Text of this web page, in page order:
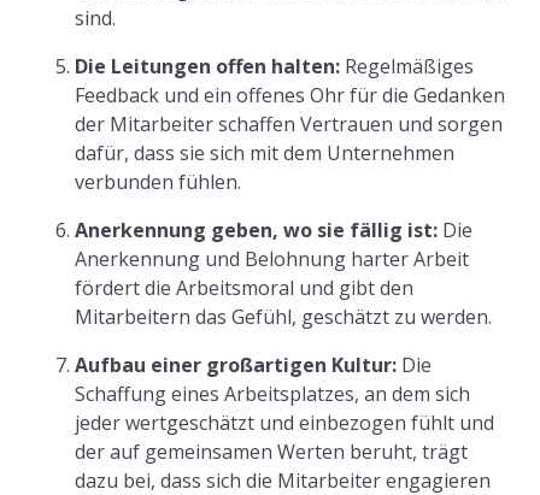
sind.
Die Leitungen offen halten: Regelmäßiges
Feedback und ein offenes Ohr für die Gedanken
der Mitarbeiter schaffen Vertrauen und sorgen
dafür, dass sie sich mit dem Unternehmen
verbunden fühlen.
Anerkennung geben, wo sie fällig ist: Die
Anerkennung und Belohnung harter Arbeit
fördert die Arbeitsmoral und gibt den
Mitarbeitern das Gefühl, geschätzt zu werden.
Aufbau einer großartigen Kultur: Die
Schaffung eines Arbeitsplatzes, an dem sich
jeder wertgeschätzt und einbezogen fühlt und
der auf gemeinsamen Werten beruht, trägt
dazu bei, dass sich die Mitarbeiter engagieren